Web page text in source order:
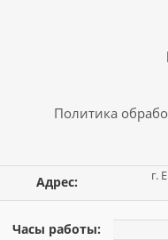
Политика
Адрес:
г.
Часы работы: